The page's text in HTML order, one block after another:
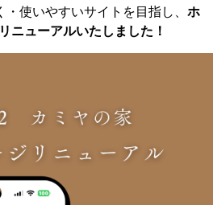
使いやすいサイトを目指し、 ホ
ニューアルいたしました！